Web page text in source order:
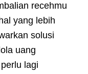
recehmu
yang lebih
solusi
uang
lagi